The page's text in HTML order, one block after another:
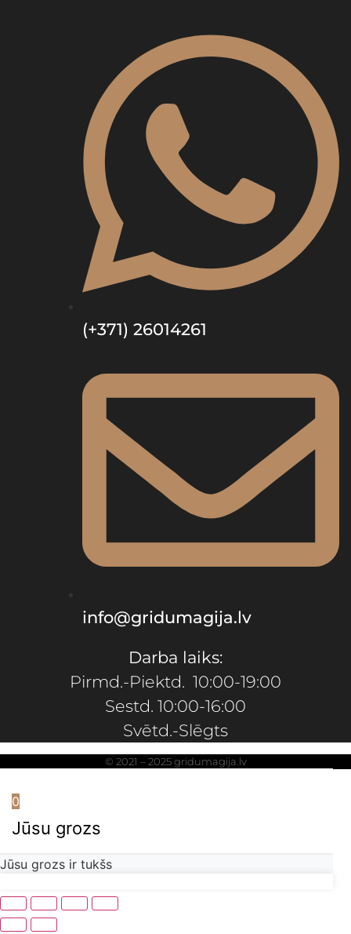
(+371) 26014261
info@gridumagija.lv
Darba laiks:
Pirmd.-Piektd. 10:00-19:00
Sestd. 10:00-16:00
Svētd.-Slēgts
© 2021 – 2025 gridumagija.lv
0
Jūsu grozs
Jūsu grozs ir tukšs